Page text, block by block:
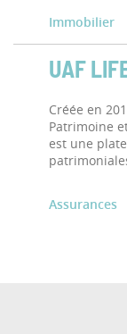
Immobilier
UAF
Créée en
Patrimoine
est une
Assurances